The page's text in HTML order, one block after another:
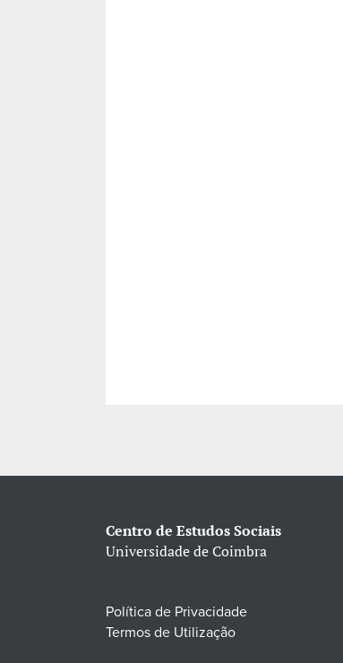
Centro de Estudos Sociais
Universidade de Coimbra
Política de Privacidade
Termos de Utilização